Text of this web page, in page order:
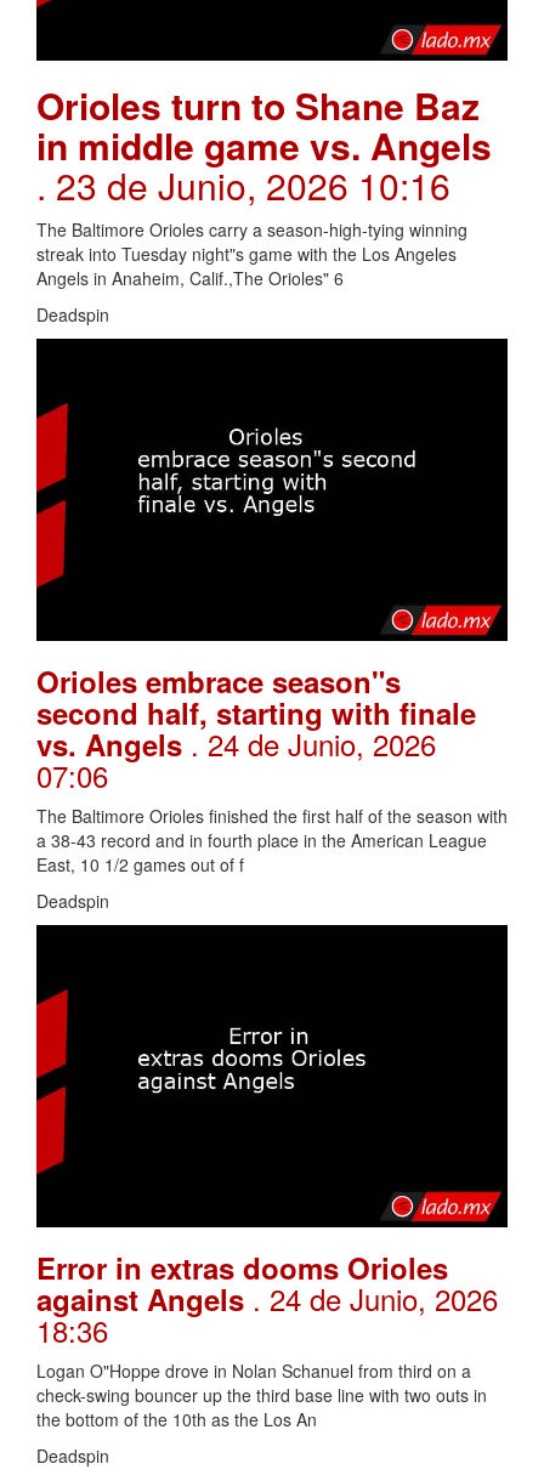
Orioles turn to Shane Baz
in middle game vs. Angels
. 23 de Junio, 2026 10:16
The Baltimore Orioles carry a season-high-tying winning
streak into Tuesday night"s game with the Los Angeles
Angels in Anaheim, Calif.,The Orioles" 6
Deadspin
Orioles embrace season"s
second half, starting with finale
vs. Angels . 24 de Junio, 2026
07:06
The Baltimore Orioles finished the first half of the season with
a 38-43 record and in fourth place in the American League
East, 10 1/2 games out of f
Deadspin
Error in extras dooms Orioles
against Angels . 24 de Junio, 2026
18:36
Logan O"Hoppe drove in Nolan Schanuel from third on a
check-swing bouncer up the third base line with two outs in
the bottom of the 10th as the Los An
Deadspin